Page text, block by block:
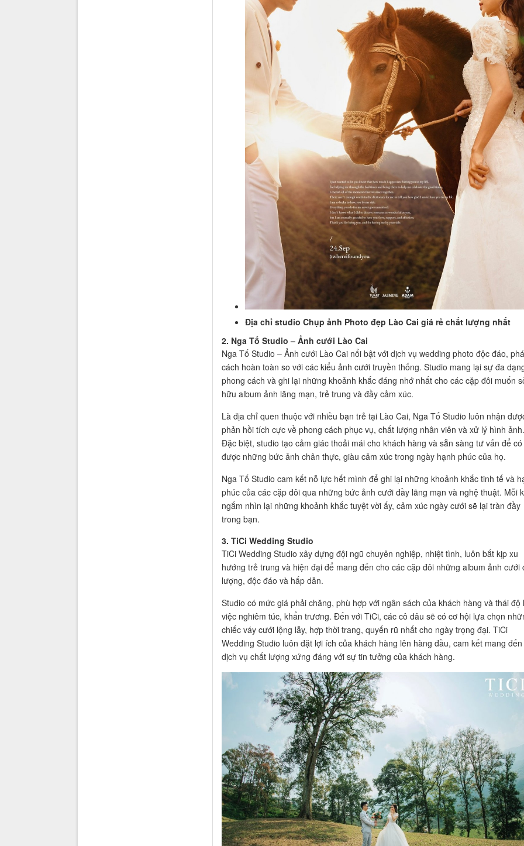
Địa chỉ studio Chụp ảnh Photo đẹp Lào Cai giá rẻ chất lượng nhất
2. Nga Tố Studio – Ảnh cưới Lào Cai
Nga Tố Studio – Ảnh cưới Lào Cai nổi bật với dịch vụ wedding photo độc đáo, phá
cách hoàn toàn so với các kiểu ảnh cưới truyền thống. Studio mang lại sự đa
phong cách và ghi lại những khoảnh khắc đáng nhớ nhất cho các cặp đôi muốn
hữu album ảnh lãng mạn, trẻ trung và đầy cảm xúc.
Là địa chỉ quen thuộc với nhiều bạn trẻ tại Lào Cai, Nga Tố Studio luôn nhận
phản hồi tích cực về phong cách phục vụ, chất lượng nhân viên và xử lý hình ảnh.
Đặc biệt, studio tạo cảm giác thoải mái cho khách hàng và sẵn sàng tư vấn để có
được những bức ảnh chân thực, giàu cảm xúc trong ngày hạnh phúc của họ.
Nga Tố Studio cam kết nỗ lực hết mình để ghi lại những khoảnh khắc tinh tế và
phúc của các cặp đôi qua những bức ảnh cưới đầy lãng mạn và nghệ thuật. Mỗi
ngắm nhìn lại những khoảnh khắc tuyệt vời ấy, cảm xúc ngày cưới sẽ lại tràn đầy
trong bạn.
3. TiCi Wedding Studio
TiCi Wedding Studio xây dựng đội ngũ chuyên nghiệp, nhiệt tình, luôn bắt kịp xu
hướng trẻ trung và hiện đại để mang đến cho các cặp đôi những album ảnh cưới
lượng, độc đáo và hấp dẫn.
Studio có mức giá phải chăng, phù hợp với ngân sách của khách hàng và thái độ
việc nghiêm túc, khẩn trương. Đến với TiCi, các cô dâu sẽ có cơ hội lựa chọn
chiếc váy cưới lộng lẫy, hợp thời trang, quyến rũ nhất cho ngày trọng đại. TiCi
Wedding Studio luôn đặt lợi ích của khách hàng lên hàng đầu, cam kết mang đến
dịch vụ chất lượng xứng đáng với sự tin tưởng của khách hàng.